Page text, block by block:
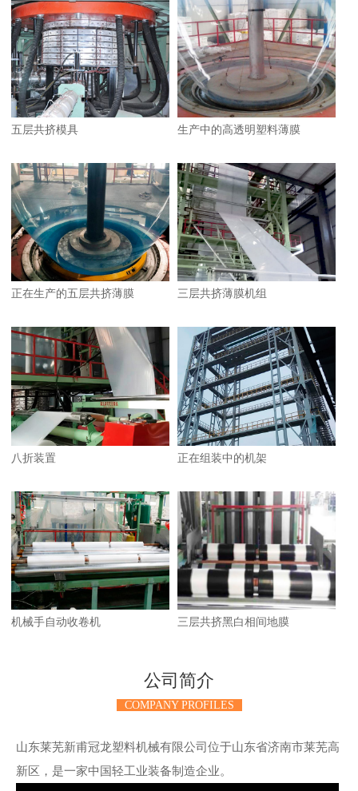
1 2
五层共挤模具 生产中的高透明塑料薄膜
正在生产的五层共挤薄膜 三层共挤薄膜机组
八折装置 正在组装中的机架
机械手自动收卷机 三层共挤黑白相间地膜
公司简介
COMPANY PROFILES
山东莱芜新甫冠龙塑料机械有限公司位于山东省济南市莱芜高
新区，是一家中国轻工业装备制造企业。